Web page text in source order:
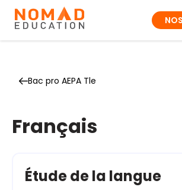
Bac pro AEPA Tle
Français
Étude de la langue